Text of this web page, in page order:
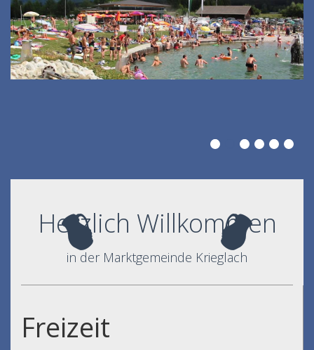
Herzlich Willkommen
in der Marktgemeinde Krieglach
Freizeit